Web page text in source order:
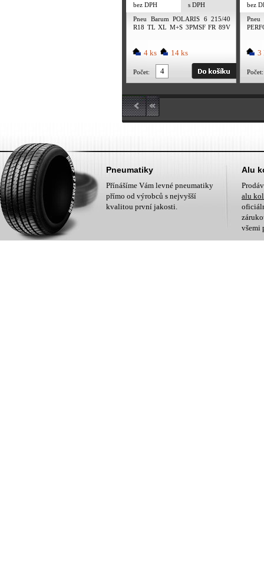
bez DPH
s DPH
Pneu Barum POLARIS 6 215/40
R18 TL XL M+S 3PMSF FR 89V
4 ks 14 ks
Počet:
bez
3
Počet:
Pneumatiky
Přínášíme Vám levné pneumatiky
přímo od výrobců s nejvyšší
kvalitou první jakosti.
Alu
alu
všemi